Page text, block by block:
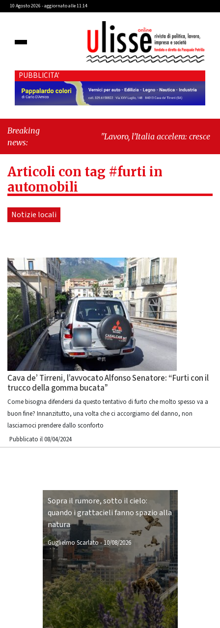
10 Agosto 2026 - aggiornato alle 11:14
PUBBLICITA'
Breaking
news:
"Lavoro, l’Italia accelera: cresce
Cencelli, una figura quasi mitologica
Articoli con tag #furti in
automobili
Notizie locali
Cava de’ Tirreni, l’avvocato Alfonso Senatore: “Furti con il
trucco della gomma bucata”
Come bisogna difendersi da questo tentativo di furto che molto spesso va a
buon fine? Innanzitutto, una volta che ci accorgiamo del danno, non
lasciamoci prendere dallo sconforto
Pubblicato il 08/04/2024
Sopra il rumore, sotto il cielo:
quando i grattacieli fanno spazio alla
natura
Guglielmo Scarlato-10/08/2026